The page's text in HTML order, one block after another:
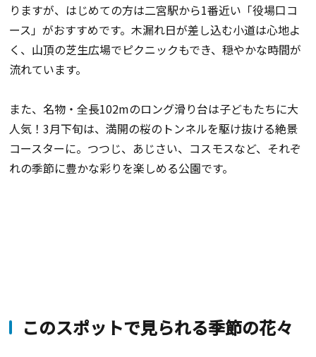
りますが、はじめての方は二宮駅から1番近い「役場口コ
ース」がおすすめです。木漏れ日が差し込む小道は心地よ
く、山頂の芝生広場でピクニックもでき、穏やかな時間が
流れています。
また、名物・全長102mのロング滑り台は子どもたちに大
人気！3月下旬は、満開の桜のトンネルを駆け抜ける絶景
コースターに。つつじ、あじさい、コスモスなど、それぞ
れの季節に豊かな彩りを楽しめる公園です。
このスポットで見られる季節の花々